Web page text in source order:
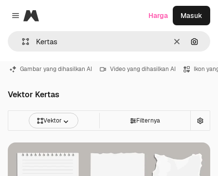
Close menu
Magnific
Jernih
Harga Masuk
Gambar yang dihasilkan AI Video yang dihasilkan AI Ikon
Vektor Kertas
Vektor Filternya